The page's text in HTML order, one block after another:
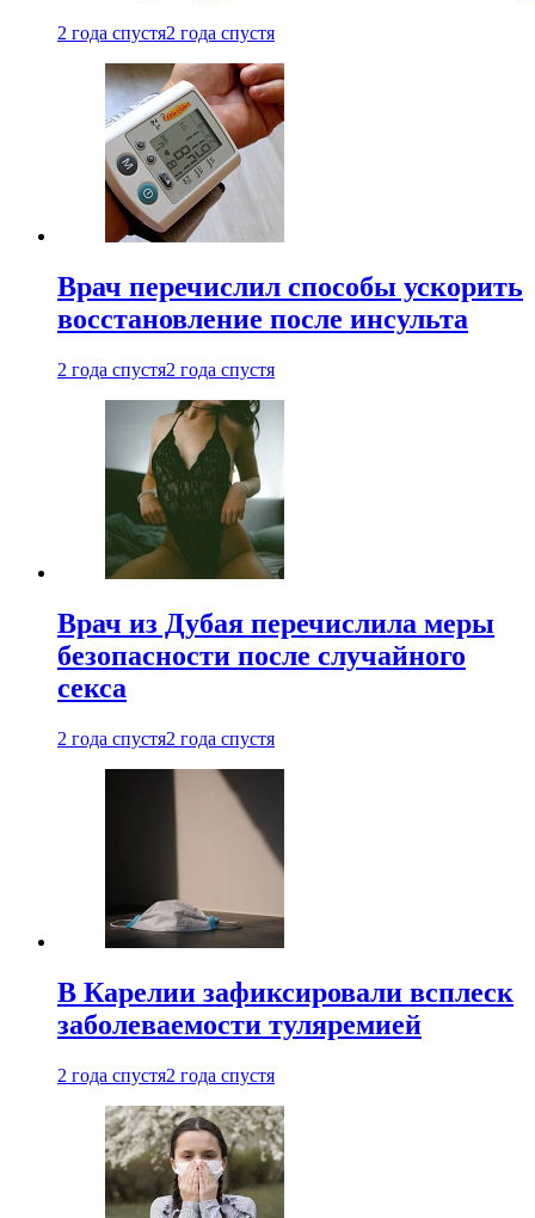
2 года спустя2 года спустя
Врач перечислил способы ускорить
восстановление после инсульта
2 года спустя2 года спустя
Врач из Дубая перечислила меры
безопасности после случайного
секса
2 года спустя2 года спустя
В Карелии зафиксировали всплеск
заболеваемости туляремией
2 года спустя2 года спустя